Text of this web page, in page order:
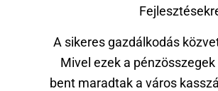
A sikeres gazdálkodás
Mivel ezek a
bent maradtak a város